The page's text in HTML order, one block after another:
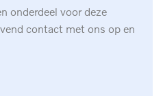
onderdeel voor deze
contact met ons op en